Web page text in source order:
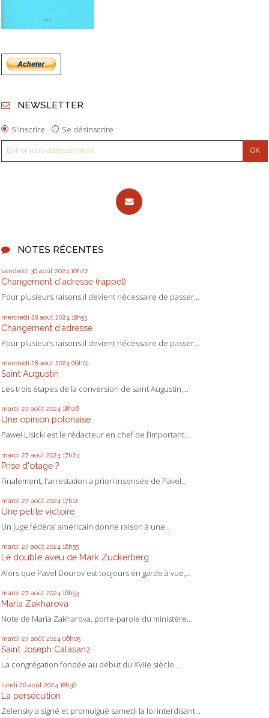
NEWSLETTER
S'inscrire Se désinscrire
NOTES RÉCENTES
vendredi 30 août 2024 10h22
Changement d'adresse (rappel)
Pour plusieurs raisons il devient nécessaire de passer...
mercredi 28 août 2024 18h53
Changement d’adresse
Pour plusieurs raisons il devient nécessaire de passer...
mercredi 28 août 2024 06h01
Saint Augustin
Les trois étapes de la conversion de saint Augustin,...
mardi 27 août 2024 18h26
Une opinion polonaise
Paweł Lisicki est le rédacteur en chef de l’important...
mardi 27 août 2024 17h24
Prise d'otage ?
Finalement, l'arrestation a priori insensée de Pavel...
mardi 27 août 2024 17h12
Une petite victoire
Un juge fédéral américain donne raison à une...
mardi 27 août 2024 16h55
Le double aveu de Mark Zuckerberg
Alors que Pavel Dourov est toujours en garde à vue,...
mardi 27 août 2024 16h53
Maria Zakharova
Note de Maria Zakharova, porte-parole du ministère...
mardi 27 août 2024 06h05
Saint Joseph Calasanz
La congrégation fondée au début du XVIIe siècle...
lundi 26 août 2024 18h36
La persécution
Zelensky a signé et promulgué samedi la loi interdisant...